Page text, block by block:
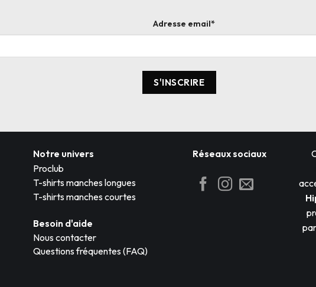
Adresse email*
Notre univers
Proclub
T-shirts manches longues
T-shirts manches courtes
Besoin d'aide
Nous contacter
Questions fréquentes (FAQ)
Réseaux sociaux